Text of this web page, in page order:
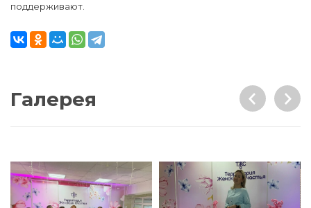
поддерживают.
Галерея